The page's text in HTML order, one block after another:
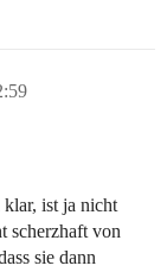
klar, ist ja nicht
scherzhaft von
sie dann